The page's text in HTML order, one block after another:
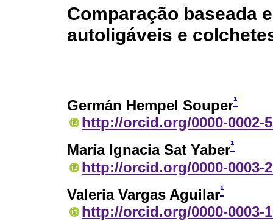
Comparação baseada
autoligáveis ​​e
Germán Hempel Souper¹
http://orcid.org/0000-0002-
María Ignacia Sat Yaber¹
http://orcid.org/0000-0003-
Valeria Vargas Aguilar¹
http://orcid.org/0000-0003-